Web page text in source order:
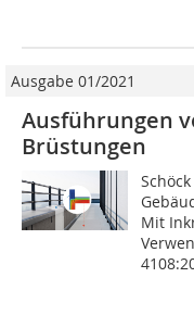
Ausgabe 01/2021
Ausführungen
Brüstungen
Mit